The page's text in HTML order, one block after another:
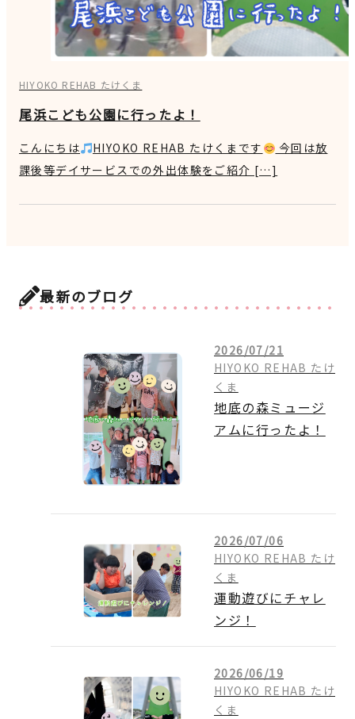
HIYOKO REHAB たけくま
尾浜こども公園に行ったよ！
こんにちは HIYOKO REHAB たけくまです
今回は放
課後等デイサービスでの外出体験をご紹介 […]
最新のブログ
2026/07/21
HIYOKO REHAB たけ
くま
地底の森ミュージ
アムに行ったよ！
2026/07/06
HIYOKO REHAB たけ
くま
運動遊びにチャレ
ンジ！
2026/06/19
HIYOKO REHAB たけ
くま